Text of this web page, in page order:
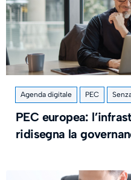
Agenda digitale PEC
PEC europea:
ridisegna la